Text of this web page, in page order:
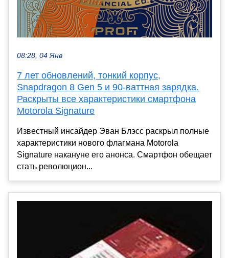
08:28, 04 Янв
7 лет обновлений, тонкий корпус,
Snapdragon 8 Gen 5 и 90-ваттная зарядка.
Раскрыты все характеристики смартфона
Motorola Signature
Известный инсайдер Эван Блэсс раскрыл полные
характеристики нового флагмана Motorola
Signature накануне его анонса. Смартфон обещает
стать революцион...